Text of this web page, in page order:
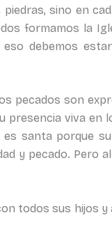
sino en
formamos la
debemos
pecados son
presencia viva en
santa porque
y pecado. Pero
todos sus hijos y